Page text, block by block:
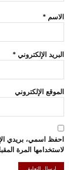
الاسم *
البريد الإلكتروني *
الموقع الإلكتروني
احفظ اسمي، بريدي
لاستخدامها المرة